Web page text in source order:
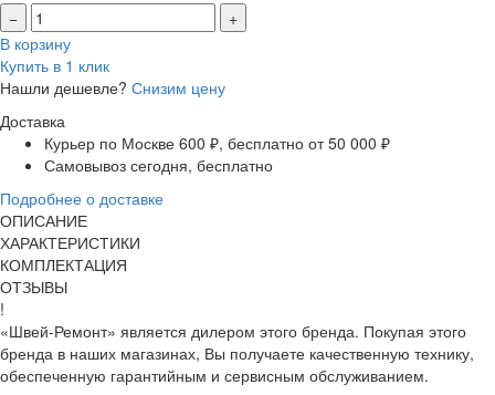
−
+
В корзину
Купить в 1 клик
Нашли дешевле? Снизим цену
Доставка
Курьер по Москве 600 ₽, бесплатно от 50 000 ₽
Самовывоз сегодня, бесплатно
Подробнее о доставке
ОПИСАНИЕ
ХАРАКТЕРИСТИКИ
КОМПЛЕКТАЦИЯ
ОТЗЫВЫ
!
«Швей-Ремонт» является дилером этого бренда. Покупая этого
бренда в наших магазинах, Вы получаете качественную технику,
обеспеченную гарантийным и сервисным обслуживанием.